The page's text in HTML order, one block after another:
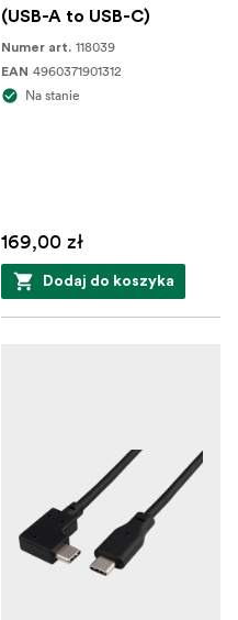
(USB-A to USB-C)
Numer art. 118039
EAN 4960371901312
Na stanie
169,00 zł
Dodaj do koszyka